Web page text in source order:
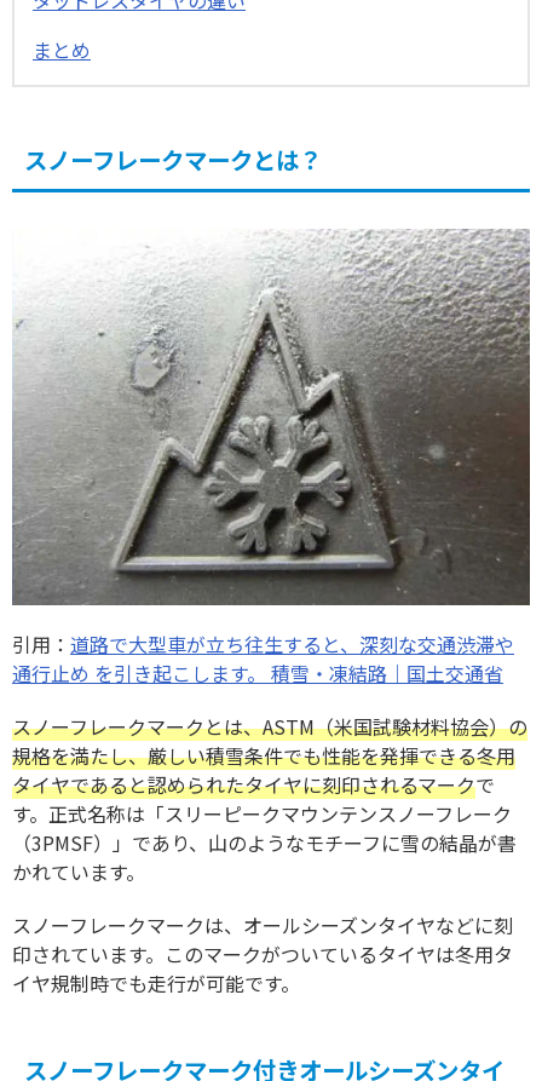
まとめ
スノーフレークマークとは？
引用： 道路で大型車が立ち往生すると、深刻な交通渋滞や
通行止め を引き起こします。 積雪・凍結路｜国土交通省
スノーフレークマークとは、ASTM（米国試験材料協会）の
規格を満たし、厳しい積雪条件でも性能を発揮できる冬用
タイヤであると認められたタイヤに刻印されるマークで
す。正式名称は「スリーピークマウンテンスノーフレーク
（3PMSF）」であり、山のようなモチーフに雪の結晶が書
かれています。
スノーフレークマークは、オールシーズンタイヤなどに刻
印されています。このマークがついているタイヤは冬用タ
イヤ規制時でも走行が可能です。
スノーフレークマーク付きオールシーズンタイ